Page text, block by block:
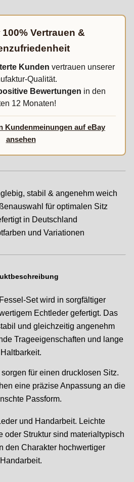
100% Vertrauen &
Kunden vertrauen unserer
Qualität.
Bewertungen in den
12 Monaten!
Kundenmeinungen auf eBay
ansehen
stabil & angenehm weich
für optimalen Sitz
in Deutschland
und Variationen
Set wird in sorgfältiger
Echtleder gefertigt. Das
und gleichzeitig angenehm
Trageeigenschaften und lange
Haltbarkeit.
für einen drucklosen Sitz.
eine präzise Anpassung an die
Passform.
und Handarbeit. Leichte
oder Struktur sind materialtypisch
den Charakter hochwertiger
Handarbeit.